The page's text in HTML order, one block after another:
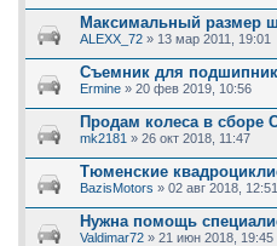
м
а
с
о
д
е
р
ж
и
о
п
р
о
с
.
Максимальный размер
ALEXX_72 » 13 мар 2011, 19:01
Съемник для
Ermine » 20 фев 2019, 10:56
Продам колеса в сборе
mk2181 » 26 окт 2018, 11:47
Тюменские
BazisMotors » 02 авг 2018, 12:51
Нужна помощь
Valdimar72 » 21 июн 2018, 19:45